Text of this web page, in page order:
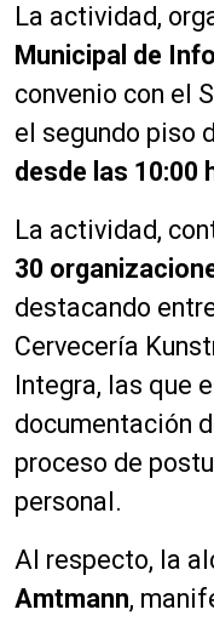
La actividad,
Municipal de
convenio con el
el segundo piso
desde las 10:00
La actividad,
30
destacando
Cervecería
Integra, las que
documentación
proceso de
personal.
Al respecto, la
Amtmann,